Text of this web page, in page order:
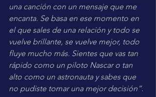
una canción con un mensaje que me
encanta. Se basa en ese momento en
el que sales de una relación y todo se
vuelve brillante, se vuelve mejor, todo
fluye mucho más. Sientes que vas tan
rápido como un piloto Nascar o tan
alto como un astronauta y sabes que
no pudiste tomar una mejor decisión”.